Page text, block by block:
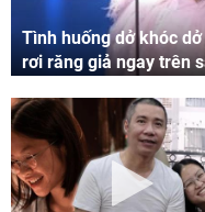
Tình huống dở khóc
rơi răng giả ngay trên